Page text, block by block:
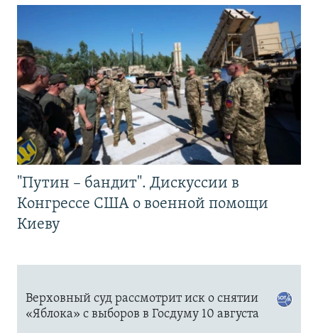
"Путин – бандит". Дискуссии в
Конгрессе США о военной помощи
Киеву